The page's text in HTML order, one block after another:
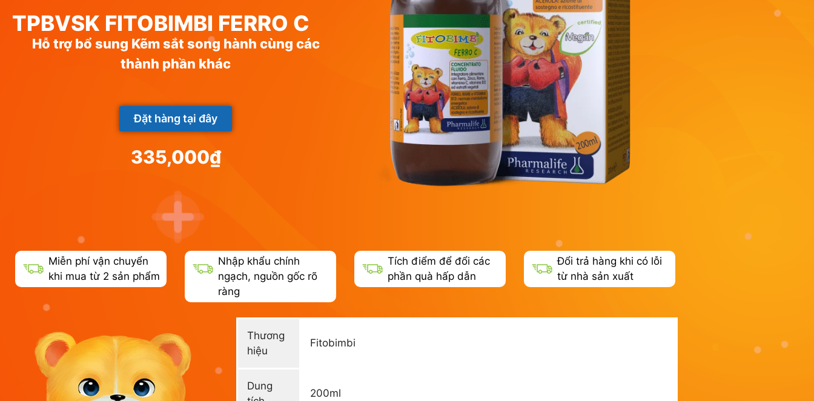
TPBVSK FITOBIMBI FERRO C
Hỗ trợ bổ sung Kẽm sắt song hành cùng các
thành phần khác
Đặt hàng tại đây
335,000₫
Miễn phí vận chuyển
khi mua từ 2 sản phẩm
Nhập khẩu chính
ngạch, nguồn gốc rõ
ràng
Tích điểm để đổi các
phần quà hấp dẫn
Đổi trả hàng khi có lỗi
từ nhà sản xuất
Thương
hiệu
Fitobimbi
Dung
200ml